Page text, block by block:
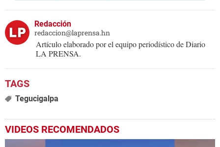
Redacción
redaccion@laprensa.hn
Artículo elaborado por el equipo periodístico de Diario
LA PRENSA.
Tegucigalpa
VIDEOS RECOMENDADOS